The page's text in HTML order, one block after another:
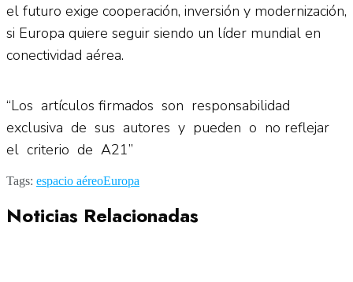
el futuro exige cooperación, inversión y modernización,
si Europa quiere seguir siendo un líder mundial en
conectividad aérea.
“Los artículos firmados son responsabilidad
exclusiva de sus autores y pueden o no reflejar
el criterio de A21”
Tags: espacio aéreoEuropa
Noticias Relacionadas